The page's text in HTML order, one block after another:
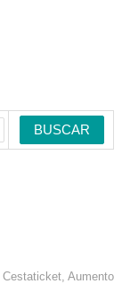
,Aumento